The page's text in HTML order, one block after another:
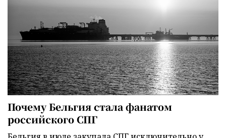
Почему Бельгия стала фанатом
российского СПГ